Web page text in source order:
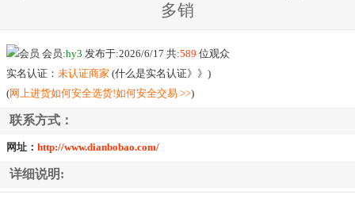
多销
会员:hy3 发布于:2026/6/17 共:589 位观众
实名认证： 未认证商家 (什么是实名认证》》 )
(网上进货如何安全选货!如何安全交易 >>)
联系方式：
网址： http://www.dianbobao.com/
详细说明: